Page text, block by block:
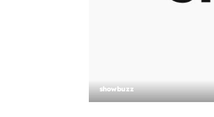
showbuzz